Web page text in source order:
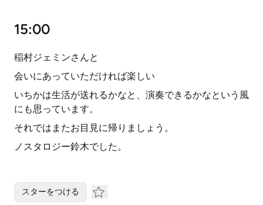
15:00
稲村ジェミンさんと
会いにあっていただければ楽しい
いちかは生活が送れるかなと、演奏できるかなという風
にも思っています。
それではまたお目見に帰りましょう。
ノスタロジー鈴木でした。
スターをつける